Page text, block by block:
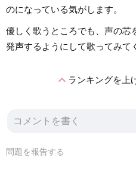
のになっている気がします。
優しく歌うところでも、声の芯
発声するようにして歌ってみて
expand_lessランキングを上
問題を報告する